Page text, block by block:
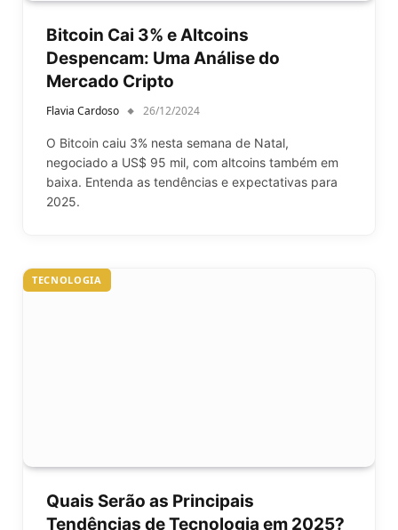
Bitcoin Cai 3% e Altcoins
Despencam: Uma Análise do
Mercado Cripto
Flavia Cardoso 26/12/2024
O Bitcoin caiu 3% nesta semana de Natal,
negociado a US$ 95 mil, com altcoins também em
baixa. Entenda as tendências e expectativas para
2025.
TECNOLOGIA
Quais Serão as Principais
Tendências de Tecnologia em 2025?